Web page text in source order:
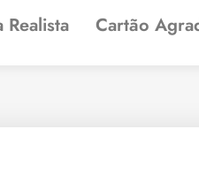
Realista
Cartão